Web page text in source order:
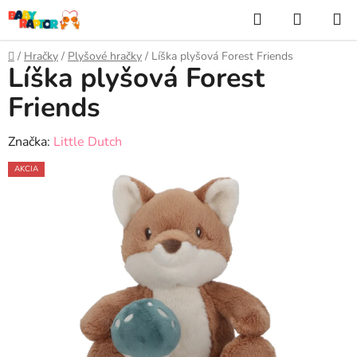
Prejsť
na
obsah
Hľadať
KOŠÍK
Domov
/ Hračky / Plyšové hračky / Líška plyšová Forest Friends
Líška plyšová Forest
Friends
Značka: Little Dutch
AKCIA